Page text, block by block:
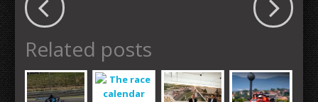
Related posts